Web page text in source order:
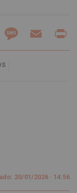
WhatsAppMessageEmail
20/01/2026 · 14:56